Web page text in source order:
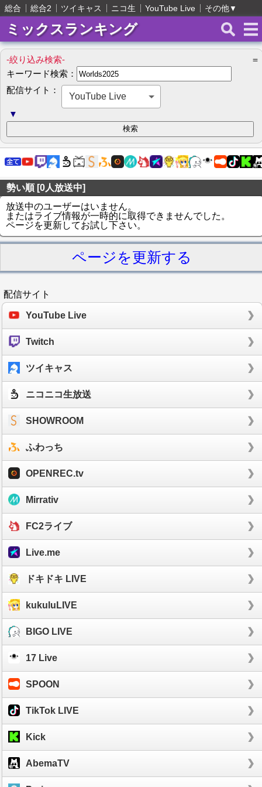
総合 総合2 ツイキャス ニコ生 YouTube Live その他▼
ミックスランキング
-絞り込み検索-
＝
キーワード検索：
配信サイト：
YouTube Live
▼
勢い順 [0人放送中]
放送中のユーザーはいません。
またはライブ情報が一時的に取得できませんでした。
ページを更新してお試し下さい。
ページを更新する
配信サイト
YouTube Live
Twitch
ツイキャス
ニコニコ生放送
SHOWROOM
ふわっち
OPENREC.tv
Mirrativ
FC2ライブ
Live.me
ドキドキ LIVE
kukuluLIVE
BIGO LIVE
17 Live
SPOON
TikTok LIVE
Kick
AbemaTV